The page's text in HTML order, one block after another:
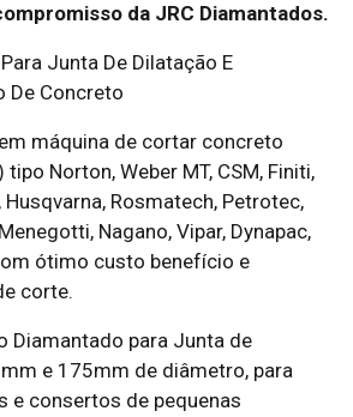
da JRC Diamantados.
Junta De Dilatação E
De Concreto
máquina de cortar concreto
Norton, Weber MT, CSM, Finiti,
Rosmatech, Petrotec,
Nagano, Vipar, Dynapac,
ótimo custo benefício e
corte.
Diamantado para Junta de
e 175mm de diâmetro, para
e consertos de pequenas